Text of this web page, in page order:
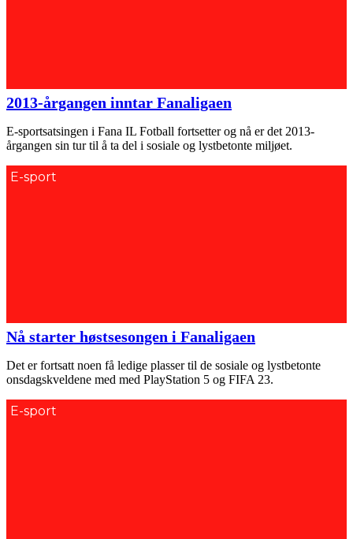
2013-årgangen inntar Fanaligaen
E-sportsatsingen i Fana IL Fotball fortsetter og nå er det 2013-
årgangen sin tur til å ta del i sosiale og lystbetonte miljøet.
E-sport
Nå starter høstsesongen i Fanaligaen
Det er fortsatt noen få ledige plasser til de sosiale og lystbetonte
onsdagskveldene med med PlayStation 5 og FIFA 23.
E-sport